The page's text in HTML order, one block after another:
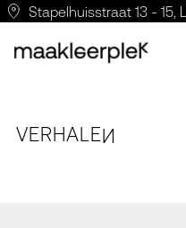
Stapelhuisstraat 13 - 15,
VERHALEN